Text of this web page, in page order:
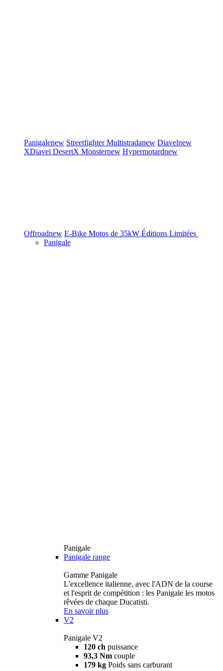
Panigalenew StreetfighterMultistradanew Diavelnew
XDiavel DesertX Monsternew Hypermotardnew
Offroadnew E-Bike Motos de 35kW Éditions Limitées
Panigale
Panigale
Panigale range
Gamme Panigale
L'excellence italienne, avec l'ADN de la course
et l'esprit de compétition : les Panigale les motos
rêvées de chaque Ducatisti.
En savoir plus
V2
Panigale V2
120 ch puissance
93,3 Nm couple
179 kg Poids sans carburant